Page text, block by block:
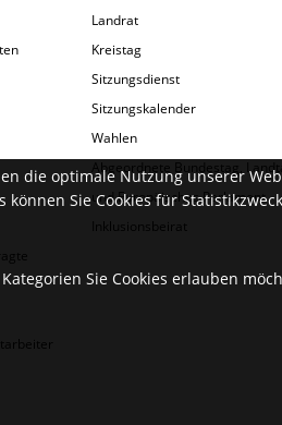
Landrat
Kreistag
Sitzungsdienst
Sitzungskalender
Wahlen
Abgeordnete Bundestag,
und Europäisches Parlament
Inklusionsbeirat
die optimale Nutzung unserer
können Sie Cookies für
Sie Cookies erlauben